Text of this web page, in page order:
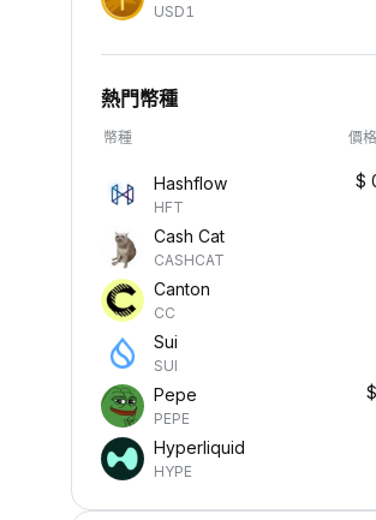
USD1
熱門幣種
幣種 價
Hashflow
HFT
$
Cash Cat
CASHCAT
Canton
CC
Sui
SUI
Pepe
PEPE
$
Hyperliquid
HYPE